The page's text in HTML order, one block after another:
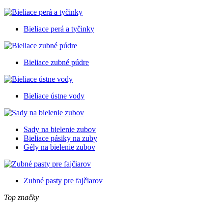
Bieliace perá a tyčinky
Bieliace zubné púdre
Bieliace ústne vody
Sady na bielenie zubov
Bieliace pásiky na zuby
Gély na bielenie zubov
Zubné pasty pre fajčiarov
Top značky